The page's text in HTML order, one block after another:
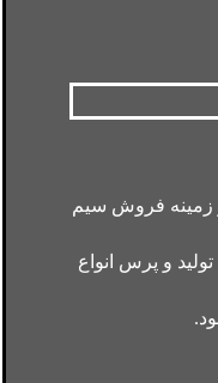
زمینه فروش سیم
و پرس انواع